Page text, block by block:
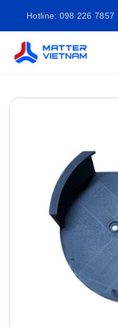
dung
Hotline: 098 226 7857